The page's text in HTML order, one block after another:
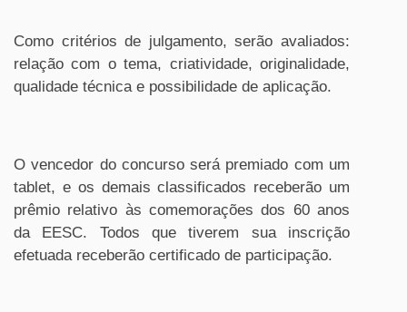
Como critérios de julgamento, serão avaliados:
relação com o tema, criatividade, originalidade,
qualidade técnica e possibilidade de aplicação.
O vencedor do concurso será premiado com um
tablet, e os demais classificados receberão um
prêmio relativo às comemorações dos 60 anos
da EESC. Todos que tiverem sua inscrição
efetuada receberão certificado de participação.